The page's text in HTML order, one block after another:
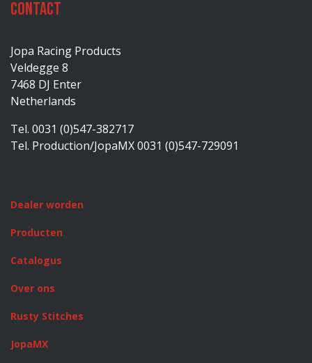
Contact
Jopa Racing Products
Veldegge 8
7468 DJ Enter
Netherlands
Tel. 0031 (0)547-382717
Tel. Production/JopaMX 0031 (0)547-729091
Dealer worden
Producten
Catalogus
Over ons
Rusty Stitches
JopaMX